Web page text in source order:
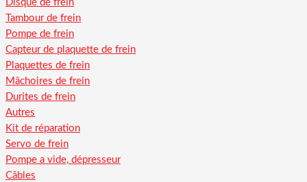
Disque de frein
Tambour de frein
Pompe de frein
Capteur de plaquette de frein
Plaquettes de frein
Mâchoires de frein
Durites de frein
Autres
Kit de réparation
Servo de frein
Pompe a vide, dépresseur
Câbles